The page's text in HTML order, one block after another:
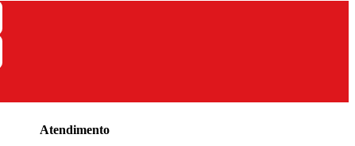
Atendimento